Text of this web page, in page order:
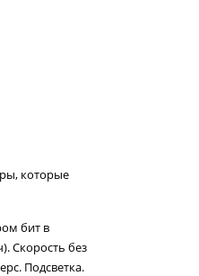
которые
бит в
Скорость без
Подсветка.